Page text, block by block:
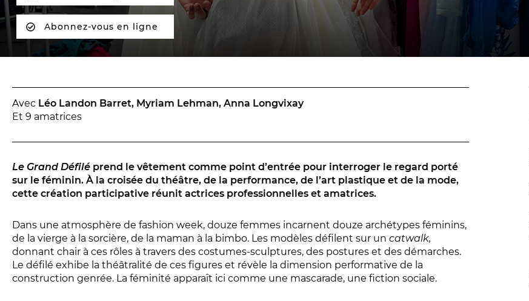
Visites
Réservez en ligne
Abonnez-vous en ligne
#tnn06
Abonnez-vous en ligne
Avec Léo Landon Barret, Myriam Lehman, Anna Longvixay
Et 9 amatrices
Le Grand Défilé prend le vêtement comme point d’entrée pour interroger le regard porté
sur le féminin. À la croisée du théâtre, de la performance, de l’art plastique et de la mode,
cette création participative réunit actrices professionnelles et amatrices.
Dans une atmosphère de fashion week, douze femmes incarnent douze archétypes féminins,
de la vierge à la sorcière, de la maman à la bimbo. Les modèles défilent sur un catwalk,
donnant chair à ces rôles à travers des costumes-sculptures, des postures et des démarches.
Le défilé exhibe la théâtralité de ces figures et révèle la dimension performative de la
construction genrée. La féminité apparaît ici comme une mascarade, une fiction sociale.